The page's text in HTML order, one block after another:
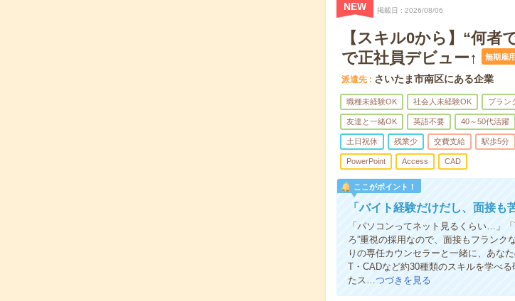
NEW 掲載日 2026/08/06
【スキル0から】“何者
で正社員デビュー↑
無期雇
派遣先 さいたま市南区にある企業
職種未経験OK 社会人未経験OK ブラン
友達と一緒OK 英語不要 40～50代活躍
土日祝休 残業少 交費支給 駅歩5分
PowerPoint Access CAD
ここがポイント！
「バイト経験だけだし、面接
「パソコンってネット見るくらい…」
ろ”重視の採用なので、面接もフラン
りの専任カウンセラーと一緒に、あな
T・CADなど約30種類のスキルを学べ
たス…つづきを見る